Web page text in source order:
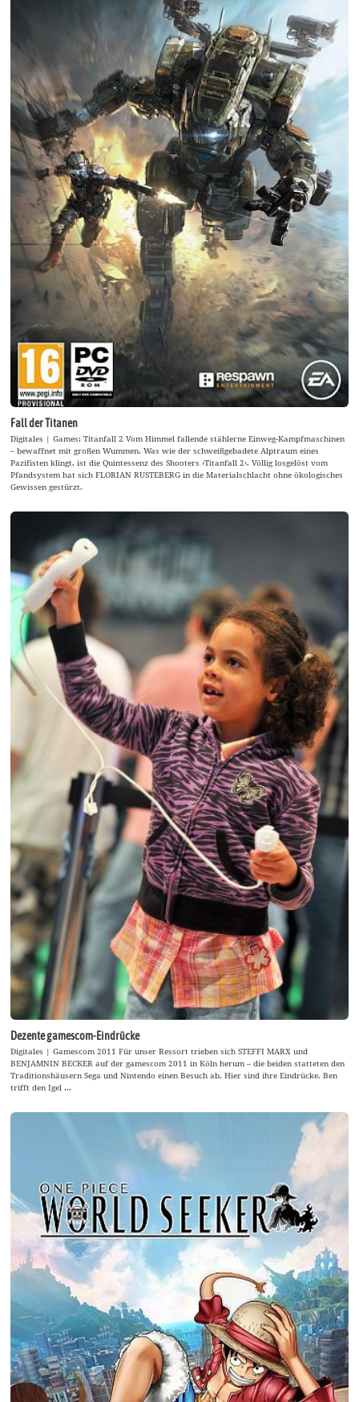
Fall der Titanen
Digitales | Games: Titanfall 2 Vom Himmel fallende stählerne Einweg-Kampfmaschinen
– bewaffnet mit großen Wummen. Was wie der schweißgebadete Alptraum eines
Pazifisten klingt, ist die Quintessenz des Shooters ›Titanfall 2‹. Völlig losgelöst vom
Pfandsystem hat sich FLORIAN RUSTEBERG in die Materialschlacht ohne ökologisches
Gewissen gestürzt.
Dezente gamescom-Eindrücke
Digitales | Gamescom 2011 Für unser Ressort trieben sich STEFFI MARX und
BENJAMNIN BECKER auf der gamescom 2011 in Köln herum – die beiden statteten den
Traditionshäusern Sega und Nintendo einen Besuch ab. Hier sind ihre Eindrücke. Ben
trifft den Igel …